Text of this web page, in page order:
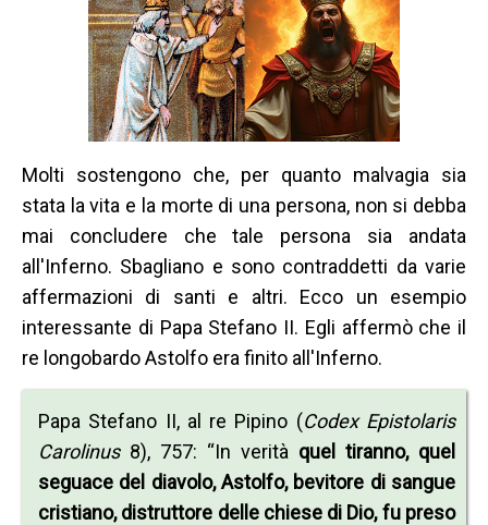
Molti sostengono che, per quanto malvagia sia
stata la vita e la morte di una persona, non si debba
mai concludere che tale persona sia andata
all'Inferno. Sbagliano e sono contraddetti da varie
affermazioni di santi e altri. Ecco un esempio
interessante di Papa Stefano II. Egli affermò che il
re longobardo Astolfo era finito all'Inferno.
Papa Stefano II, al re Pipino (Codex Epistolaris
Carolinus8), 757: “In verità quel tiranno, quel
seguace del diavolo, Astolfo, bevitore di sangue
cristiano, distruttore delle chiese di Dio, fu preso